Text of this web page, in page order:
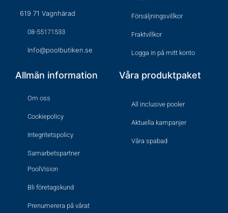
619 71 Vagnhärad
08-55171533
Info@poolbutiken.se
Försäljningsvillkor
Fraktvillkor
Logga in på mitt konto
Allmän information
Om oss
Cookiepolicy
Integritetspolicy
Samarbetspartner
PoolVision
Bli företagskund
Prenumerera på vårat
Våra produktpaket
All inclusive pooler
Aktuella kampanjer
Våra spabad